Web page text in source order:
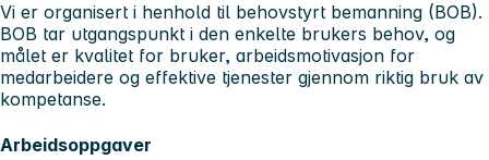
Vi er organisert i henhold til behovstyrt bemanning (BOB).
BOB tar utgangspunkt i den enkelte brukers behov, og
målet er kvalitet for bruker, arbeidsmotivasjon for
medarbeidere og effektive tjenester gjennom riktig bruk av
kompetanse.
Arbeidsoppgaver